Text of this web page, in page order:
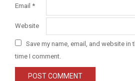
Email *
Website
Save my name, email, and website
time I comment.